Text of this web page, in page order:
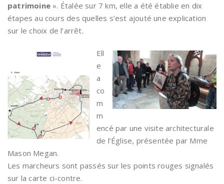
patrimoine ». Étalée sur 7 km, elle a été établie en dix
étapes au cours des quelles s’est ajouté une explication
sur le choix de l’arrêt.
Ell
e
a
co
m
m
encé par une visite architecturale
de l’Église, présentée par Mme
Mason Megan.
Les marcheurs sont passés sur les points rouges signalés
sur la carte ci-contre.